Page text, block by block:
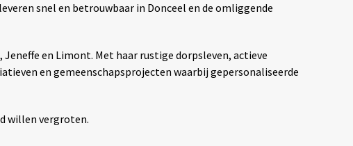
snel en betrouwbaar in Donceel en de omliggende
en Limont. Met haar rustige dorpsleven, actieve
en gemeenschapsprojecten waarbij gepersonaliseerde
willen vergroten.